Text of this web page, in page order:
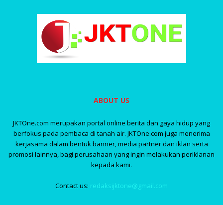
ABOUT US
JKTOne.com merupakan portal online berita dan gaya hidup yang
berfokus pada pembaca di tanah air. JKTOne.com juga menerima
kerjasama dalam bentuk banner, media partner dan iklan serta
promosi lainnya, bagi perusahaan yang ingin melakukan periklanan
kepada kami.
Contact us: redaksijktone@gmail.com